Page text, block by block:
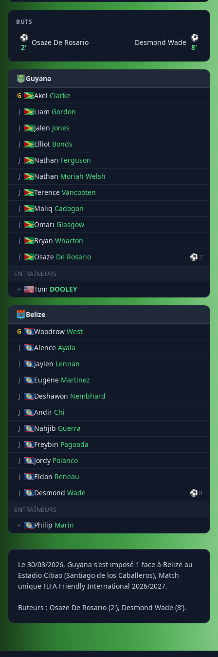
BUTS
⚽
2'
Osaze De Rosario Desmond Wade
⚽
8'
Guyana
G Akel Clarke
J Liam Gordon
J Jalen Jones
J Elliot Bonds
J Nathan Ferguson
J Nathan Moriah Welsh
J Terence Vancooten
J Maliq Cadogan
J Omari Glasgow
J Bryan Wharton
J Osaze De Rosario ⚽2'
ENTRAÎNEURS
e
Tom DOOLEY
Belize
G Woodrow West
J Alence Ayala
J Jaylen Lennan
J Eugene Martinez
J Deshawon Nembhard
J Andir Chi
J Nahjib Guerra
J Freybin Pagoada
J Jordy Polanco
J Eldon Reneau
J Desmond Wade ⚽8'
ENTRAÎNEURS
e
Philip Marin
Le 30/03/2026, Guyana s'est imposé 1 face à Belize au
Estadio Cibao (Santiago de los Caballeros), Match
unique FIFA Friendly International 2026/2027.
Buteurs : Osaze De Rosario (2'), Desmond Wade (8').